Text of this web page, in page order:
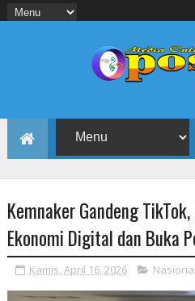
Kemnaker Gandeng
Ekonomi Digital dan Buka
Kamis, April 16, 2026 Nasional